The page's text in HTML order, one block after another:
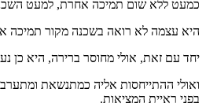
כמעט ללא שום תמיכה אחרת, למעט
היא עצמה לא רואה בשכנה מקור תמיכה
יחד עם זאת, אולי מחוסר ברירה, היא כן
ואולי ההתייחסות אליה כמתנשאת
בפני ראיית המציאות.